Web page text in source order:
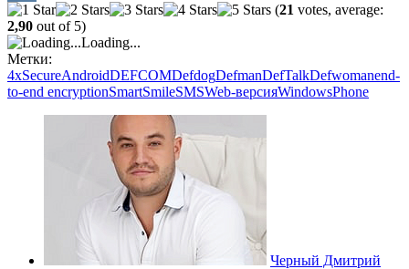
VK
(21 votes, average:
2,90 out of 5)
Loading...
Метки:
4хSecureAndroidDEFCOMDefdogDefmanDefTalkDefwomanend-
to-end encryptionSmartSmileSMSWeb-версияWindowsPhone
Черный Дмитрий